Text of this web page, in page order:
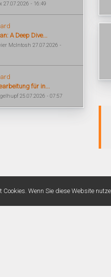
27.07.2026 - 16:49
A Deep Dive...
McIntosh 27.07.2026 -
für in...
25.07.2026 - 07:57
Cookies. Wenn Sie diese Website